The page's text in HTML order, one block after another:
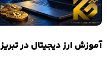
آموزش ارز دیجیتال در تبریز